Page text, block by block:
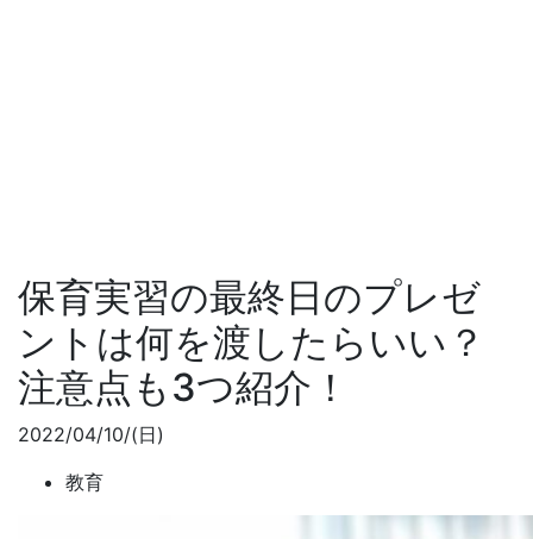
保育実習の最終日のプレゼ
ントは何を渡したらいい？
注意点も3つ紹介！
2022/04/10/(日)
教育